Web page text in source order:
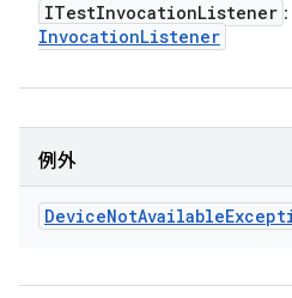
ITestInvocationListener
InvocationListener
例外
DeviceNotAvailable